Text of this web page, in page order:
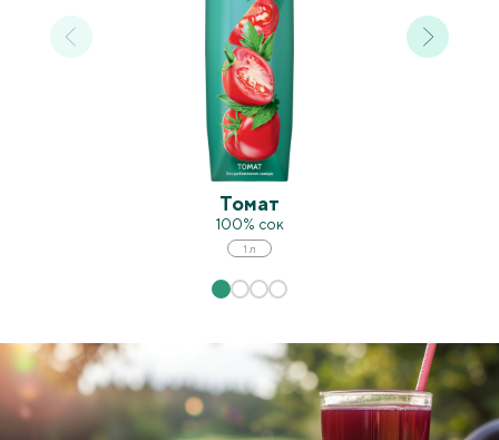
Томат
100% сок
1 л